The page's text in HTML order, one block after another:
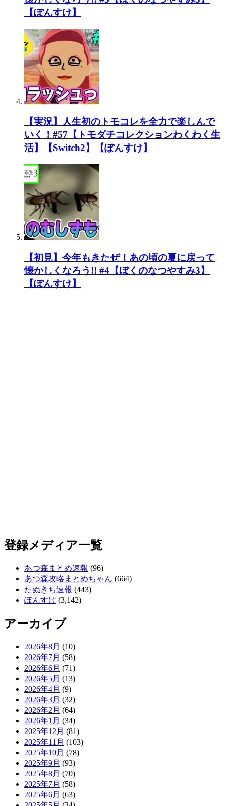
【ぽんすけ】
【実況】人生初のトモコレを全力で楽しんで
いく！#57【トモダチコレクションわくわく生
活】【Switch2】【ぽんすけ】
【初見】今年もきたぜ！あの頃の夏に戻って
懐かしくなろう!! #4【ぼくのなつやすみ3】
【ぽんすけ】
登録メディア一覧
あつ森まとめ速報 (96)
あつ森攻略まとめちゃん (664)
たぬきち速報 (443)
ぽんすけ (3,142)
アーカイブ
2026年8月 (10)
2026年7月 (58)
2026年6月 (71)
2026年5月 (13)
2026年4月 (9)
2026年3月 (32)
2026年2月 (64)
2026年1月 (34)
2025年12月 (81)
2025年11月 (103)
2025年10月 (78)
2025年9月 (93)
2025年8月 (70)
2025年7月 (58)
2025年6月 (63)